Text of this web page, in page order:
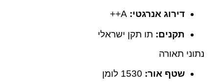
דירוג אנרגטי:
תקנים: תו תקן ישראלי
נתוני תאורה
שטף אור: